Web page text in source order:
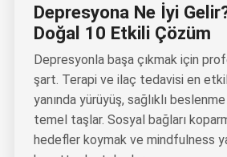
Depresyona Ne İyi
Doğal 10 Etkili Çözüm
Depresyonla başa çıkmak için
şart. Terapi ve ilaç tedavisi en
yanında yürüyüş, sağlıklı
temel taşlar. Sosyal bağları
hedefler koymak ve mindfulness